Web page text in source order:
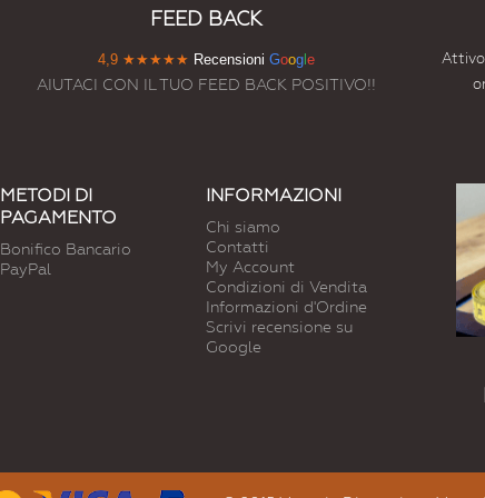
FEED BACK
4,9 ★★★★★ Recensioni Googl e
AIUTACI CON IL TUO FEED BACK POSITIVO!!
Attivo
METODI DI
PAGAMENTO
Bonifico Bancario
PayPal
INFORMAZIONI
Chi siamo
Contatti
My Account
Condizioni di Vendita
Informazioni d'Ordine
Scrivi recensione su
Google